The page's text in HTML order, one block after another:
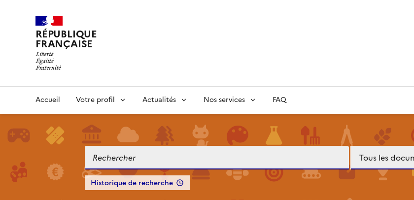
RÉPUBLIQUE
FRANÇAISE
Accueil Votre profil Actualités Nos services FAQ
Historique de recherche